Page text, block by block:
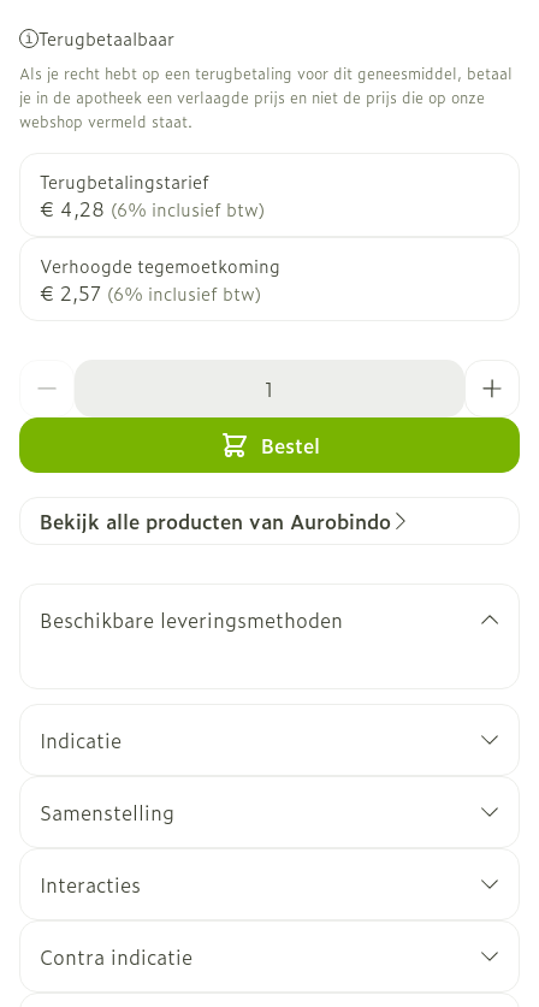
Terugbetaalbaar
Als je recht hebt op een terugbetaling voor dit geneesmiddel, betaal
je in de apotheek een verlaagde prijs en niet de prijs die op onze
webshop vermeld staat.
Terugbetalingstarief
€ 4,28 (6% inclusief btw)
Verhoogde tegemoetkoming
€ 2,57 (6% inclusief btw)
Bestel
Bekijk alle producten van Aurobindo
Beschikbare leveringsmethoden
Indicatie
Samenstelling
De werkzame stof in dit middel is
Interacties
Contra indicatie